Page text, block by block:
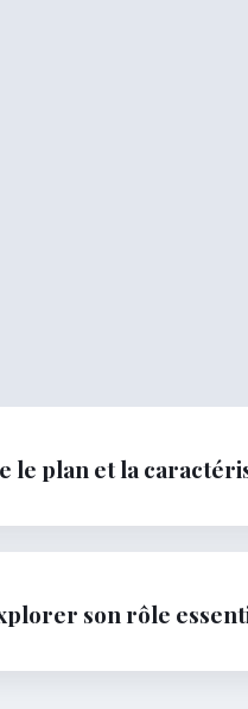
le plan et la
son rôle